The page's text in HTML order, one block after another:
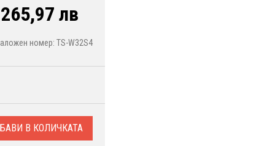
265,97 лв
номер: TS-W32S4
В КОЛИЧКАТА